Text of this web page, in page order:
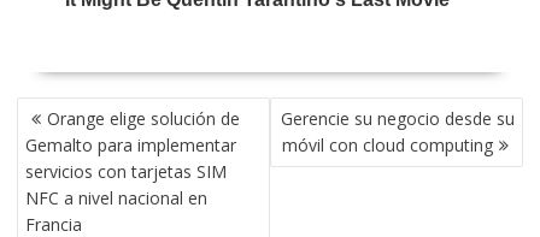
NAVEGACIÓN
DE
ENTRADAS
Orange elige solución de
Gemalto para implementar
servicios con tarjetas SIM
NFC a nivel nacional en
Francia
Gerencie su negocio desde su
móvil con cloud computing